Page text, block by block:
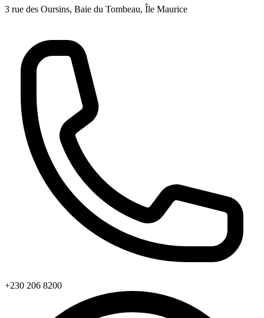
3 rue des Oursins, Baie du Tombeau, Île Maurice
+230 206 8200